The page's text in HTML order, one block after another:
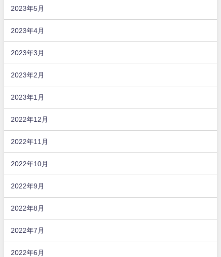
2023年5月
2023年4月
2023年3月
2023年2月
2023年1月
2022年12月
2022年11月
2022年10月
2022年9月
2022年8月
2022年7月
2022年6月